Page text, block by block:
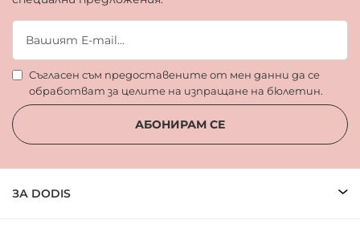
Съгласен съм предоставените от мен данни да се
обработват за целите на изпращане на бюлетин.
АБОНИРАМ СЕ
ЗА DODIS